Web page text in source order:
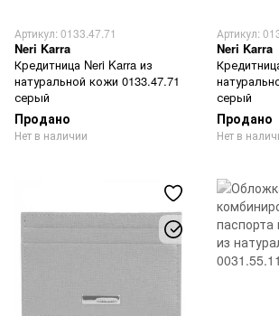
Артикул: 0133.47.71
Neri Karra
Кредитница Neri Karra из
натуральной кожи 0133.47.71
серый
Продано
Нет в наличии
Артикул:
Neri Karra
серый
Продано
Нет в